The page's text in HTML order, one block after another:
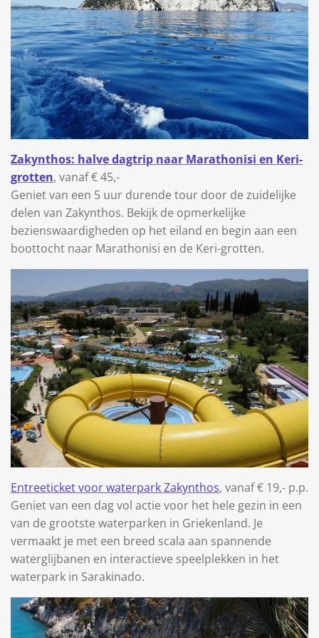
Zakynthos: halve dagtrip naar Marathonisi en Keri-
grotten, vanaf € 45,-
Geniet van een 5 uur durende tour door de zuidelijke
delen van Zakynthos. Bekijk de opmerkelijke
bezienswaardigheden op het eiland en begin aan een
boottocht naar Marathonisi en de Keri-grotten.
Entreeticket voor waterpark Zakynthos, vanaf € 19,- p.p.
Geniet van een dag vol actie voor het hele gezin in een
van de grootste waterparken in Griekenland. Je
vermaakt je met een breed scala aan spannende
waterglijbanen en interactieve speelplekken in het
waterpark in Sarakinado.